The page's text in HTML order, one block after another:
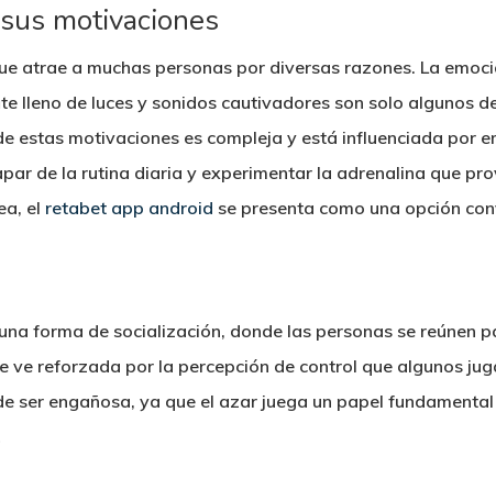
motivaciones
atrae a muchas personas por diversas razones. La
lleno de luces y sonidos cautivadores son solo algunos
estas motivaciones es compleja y está influenciada por
de la rutina diaria y experimentar la adrenalina que
el retabet app android se presenta como una opción
forma de socialización, donde las personas se reúnen
ve reforzada por la percepción de control que algunos
ser engañosa, ya que el azar juega un papel